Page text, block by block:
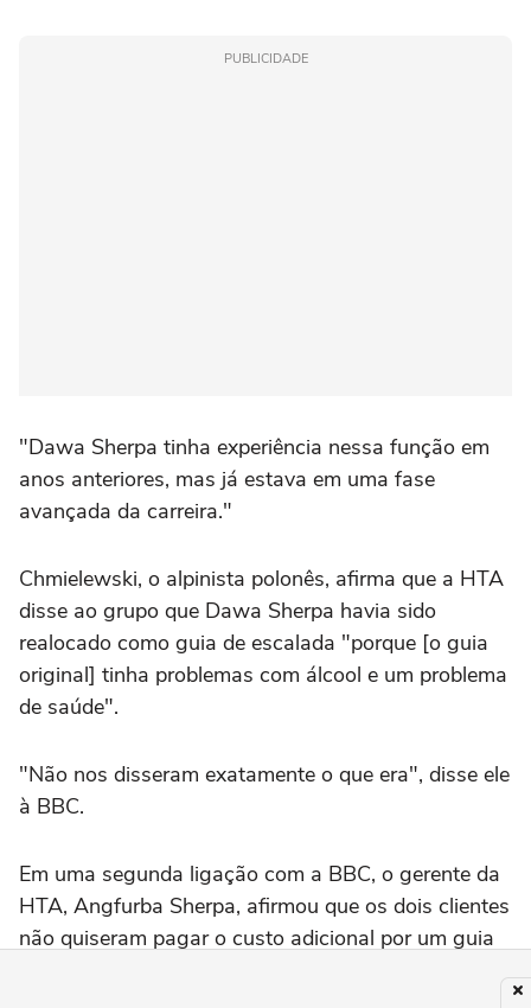
PUBLICIDADE
"Dawa Sherpa tinha experiência nessa função em
anos anteriores, mas já estava em uma fase
avançada da carreira."
Chmielewski, o alpinista polonês, afirma que a HTA
disse ao grupo que Dawa Sherpa havia sido
realocado como guia de escalada "porque [o guia
original] tinha problemas com álcool e um problema
de saúde".
"Não nos disseram exatamente o que era", disse ele
à BBC.
Em uma segunda ligação com a BBC, o gerente da
HTA, Angfurba Sherpa, afirmou que os dois clientes
não quiseram pagar o custo adicional por um guia